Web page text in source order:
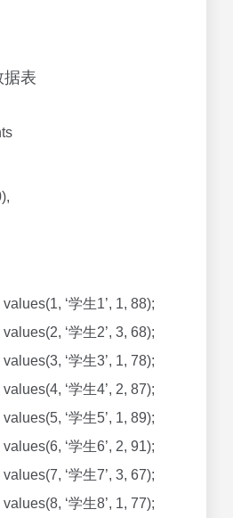
据表
‘学生1’, 1, 88);
‘学生2’, 3, 68);
‘学生3’, 1, 78);
‘学生4’, 2, 87);
‘学生5’, 1, 89);
‘学生6’, 2, 91);
‘学生7’, 3, 67);
‘学生8’, 1, 77);